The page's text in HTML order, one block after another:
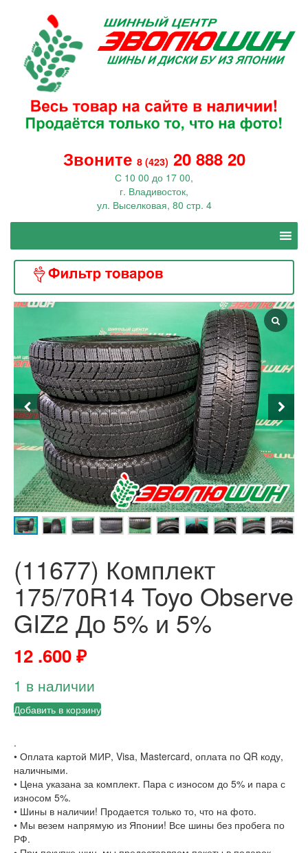
Звоните 8 (423) 20 888 20
С 10 00 до 17 00,
г. Владивосток,
ул. Выселковая, 80 стр. 4
(11677) Комплект
175/70R14 Toyo Observe
GIZ2 До 5% и 5%
12 .600₽
1 в наличии
Добавить в корзину
.
• Оплата картой МИР, Visa, Mastercard, оплата по QR коду,
наличными.
• Цена указана за комплект. Пара с износом до 5% и пара с
износом 5%.
• Шины в наличии! Продается только то, что на фото.
• Мы везем напрямую из Японии! Все шины без пробега по
РФ.